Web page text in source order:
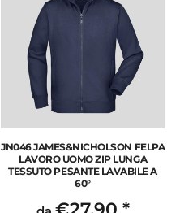
JN046 JAMES&NICHOLSON FELPA
LAVORO UOMO ZIP LUNGA
TESSUTO PESANTE LAVABILE A
60°